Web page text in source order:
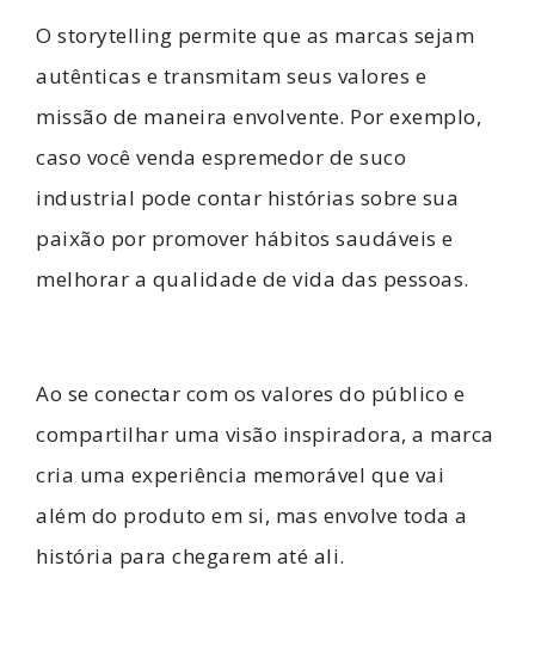
O storytelling permite que as marcas sejam
autênticas e transmitam seus valores e
missão de maneira envolvente. Por exemplo,
caso você venda espremedor de suco
industrial pode contar histórias sobre sua
paixão por promover hábitos saudáveis e
melhorar a qualidade de vida das pessoas.
Ao se conectar com os valores do público e
compartilhar uma visão inspiradora, a marca
cria uma experiência memorável que vai
além do produto em si, mas envolve toda a
história para chegarem até ali.